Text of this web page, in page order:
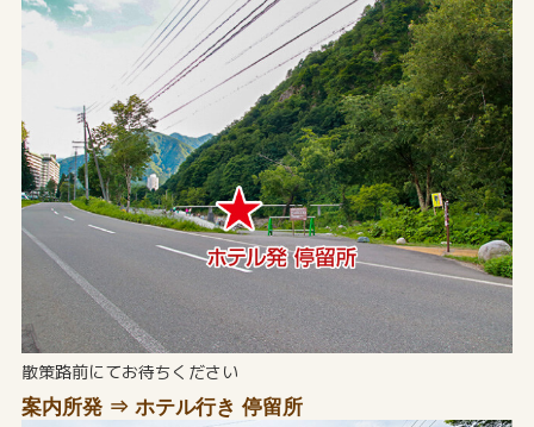
散策路前にてお待ちください
案内所発 ⇒ ホテル行き 停留所